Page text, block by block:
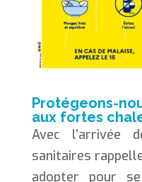
Protégeons-
aux fortes
Avec l’arrivée
sanitaires
adopter pour